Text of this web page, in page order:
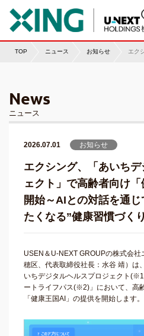
TOP ニュース お知らせ
News
ニュース
2026.07.01 お知らせ
エクシング、「あいち
ェクト」で高齢者向け
開始～AIとの対話を通
たくなる”健康習慣づく
USEN＆U-NEXT GROUPの株式会
穂区、代表取締役社長：水谷 靖）は
いちデジタルヘルスプロジェクト
ートライフパス(※2)」において、高
「健康王国AI」の提供を開始します。